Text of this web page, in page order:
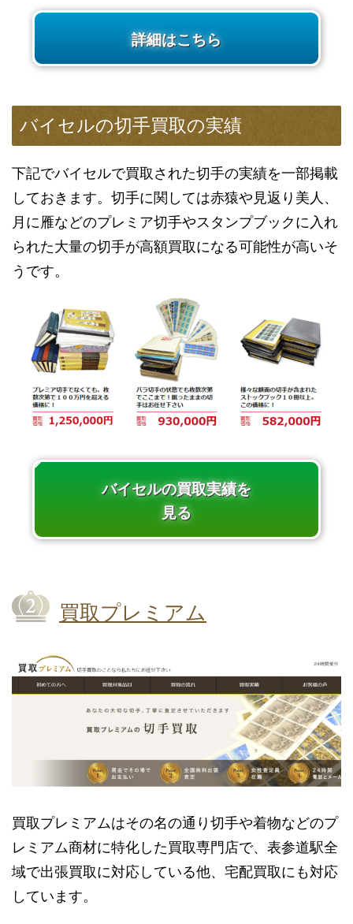
詳細はこちら
バイセルの切手買取の実績
下記でバイセルで買取された切手の実績を一部掲載
しておきます。切手に関しては赤猿や見返り美人、
月に雁などのプレミア切手やスタンプブックに入れ
られた大量の切手が高額買取になる可能性が高いそ
うです。
バイセルの買取実績を
見る
買取プレミアム
買取プレミアムはその名の通り切手や着物などのプ
レミアム商材に特化した買取専門店で、表参道駅全
域で出張買取に対応している他、宅配買取にも対応
しています。